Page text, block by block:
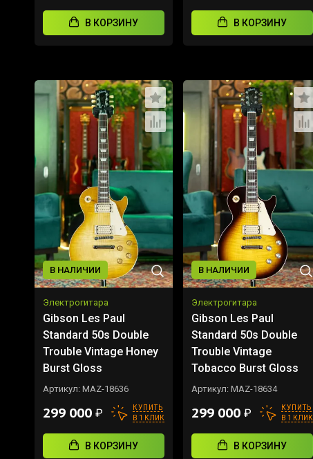
В КОРЗИНУ В КОРЗИНУ
В НАЛИЧИИ
Электрогитара
Gibson Les Paul
Standard 50s Double
Trouble Vintage Honey
Burst Gloss
Артикул: MAZ-18636
299 000 ₽
КУПИТЬ
В 1 КЛИК
В КОРЗИНУ
В НАЛИЧИИ
Электрогитара
Gibson Les Paul
Standard 50s Double
Trouble Vintage
Tobacco Burst Gloss
Артикул: MAZ-18634
299 000 ₽
КУПИТЬ
В 1 КЛИК
В КОРЗИНУ